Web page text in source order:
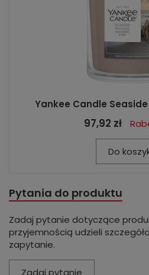
Yankee Candle
97,92 zł
Do
Pytania do produktu
Zadaj pytanie dotyczące
przyjemnością udzieli
zapytanie.
Zadaj pytanie